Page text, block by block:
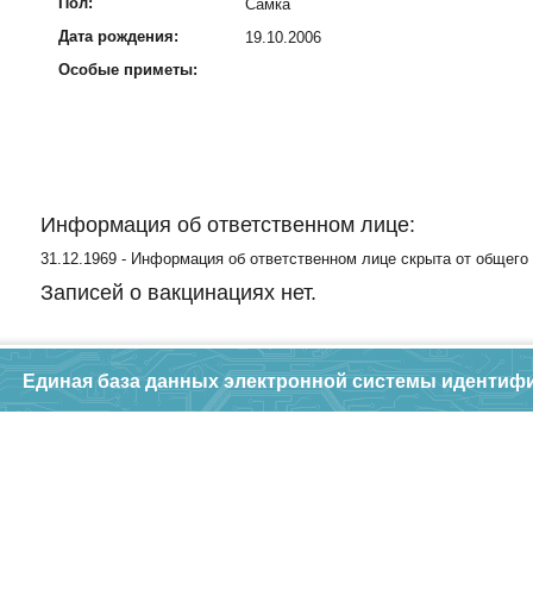
Самка
Дата рождения:
19.10.2006
Особые приметы:
Информация об ответственном лице:
31.12.1969 - Информация об ответственном лице скрыта от общего
Записей о вакцинациях нет.
Единая база данных электронной системы